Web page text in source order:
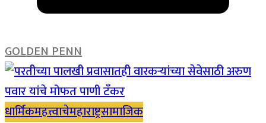
GOLDEN PENN
धार्मिकमहत्त्वाचेमहाराष्ट्रसामाजिक